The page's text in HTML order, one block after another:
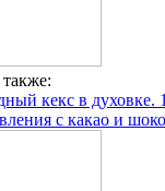
кекс в духовке.
с какао и